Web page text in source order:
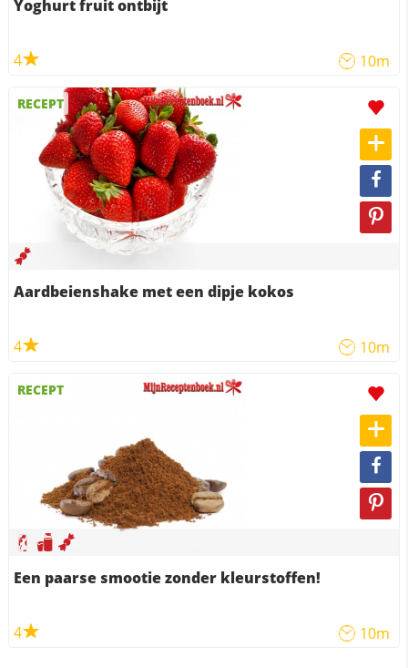
Yoghurt fruit ontbijt
4 10m
RECEPT
Aardbeienshake met een dipje kokos
4 10m
RECEPT
Een paarse smootie zonder kleurstoffen!
4 10m